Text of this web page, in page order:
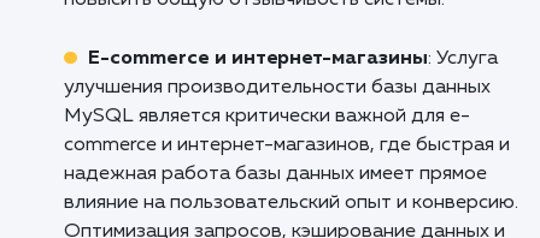
улучшению вашего бизнеса.
Кому подходит данный продукт?
Веб-разработчики и агентства: Услуга